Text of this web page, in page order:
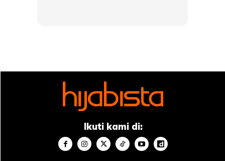
Makan selewat-lewatnya jam 8 malam
Tip yang saya selalu amalkan hanya memang buat DSSS
je dan jugak workout 3/4kali seminggu..Air manis
memang tak ambik langsung..
Malam selalunya saye stop makan pukul 7 atau 8
Ikuti kami di: